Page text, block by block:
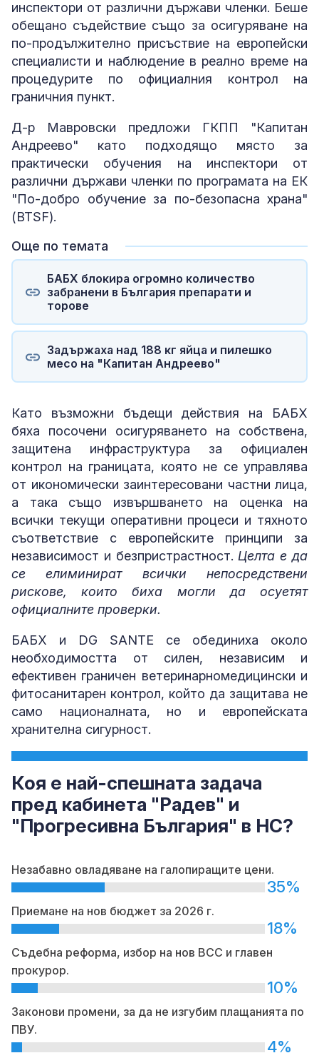
инспектори от различни държави членки. Беше
обещано съдействие също за осигуряване на
по-продължително присъствие на европейски
специалисти и наблюдение в реално време на
процедурите по официалния контрол на
граничния пункт.
Д-р Мавровски предложи ГКПП "Капитан
Андреево" като подходящо място за
практически обучения на инспектори от
различни държави членки по програмата на ЕК
"По-добро обучение за по-безопасна храна"
(BTSF).
Още по темата
БАБХ блокира огромно количество
забранени в България препарати и
торове
Задържаха над 188 кг яйца и пилешко
месо на "Капитан Андреево"
Като възможни бъдещи действия на БАБХ
бяха посочени осигуряването на собствена,
защитена инфраструктура за официален
контрол на границата, която не се управлява
от икономически заинтересовани частни лица,
а така също извършването на оценка на
всички текущи оперативни процеси и тяхното
съответствие с европейските принципи за
независимост и безпристрастност. Целта е да
се елиминират всички непосредствени
рискове, които биха могли да осуетят
официалните проверки.
БАБХ и DG SANTE се обединиха около
необходимостта от силен, независим и
ефективен граничен ветеринарномедицински и
фитосанитарен контрол, който да защитава не
само националната, но и европейската
хранителна сигурност.
Коя е най-спешната задача
пред кабинета "Радев" и
"Прогресивна България" в НС?
Незабавно овладяване на галопиращите цени.
35%
Приемане на нов бюджет за 2026 г.
18%
Съдебна реформа, избор на нов ВСС и главен
прокурор.
10%
Законови промени, за да не изгубим плащанията по
ПВУ.
4%